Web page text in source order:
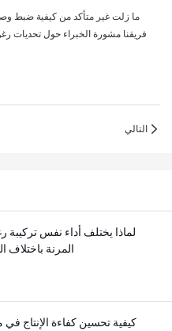
ما زلت غير متأكد من كيفية ضبط
فريقنا مشورة الخبراء حول تحديات
التالي
لماذا يختلف أداء نفس تركيبة
المرنة باختلاف
كيفية تحسين كفاءة الإنتاج في